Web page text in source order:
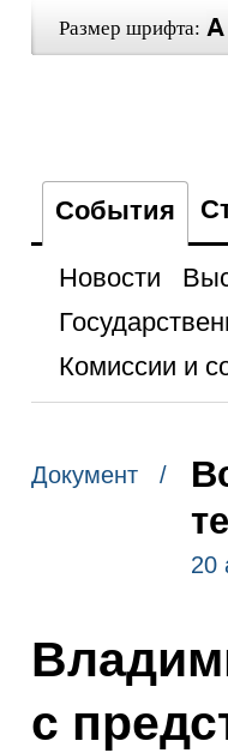
Размер шрифта:
События
Новости
Комиссии и
Документ /
20
с